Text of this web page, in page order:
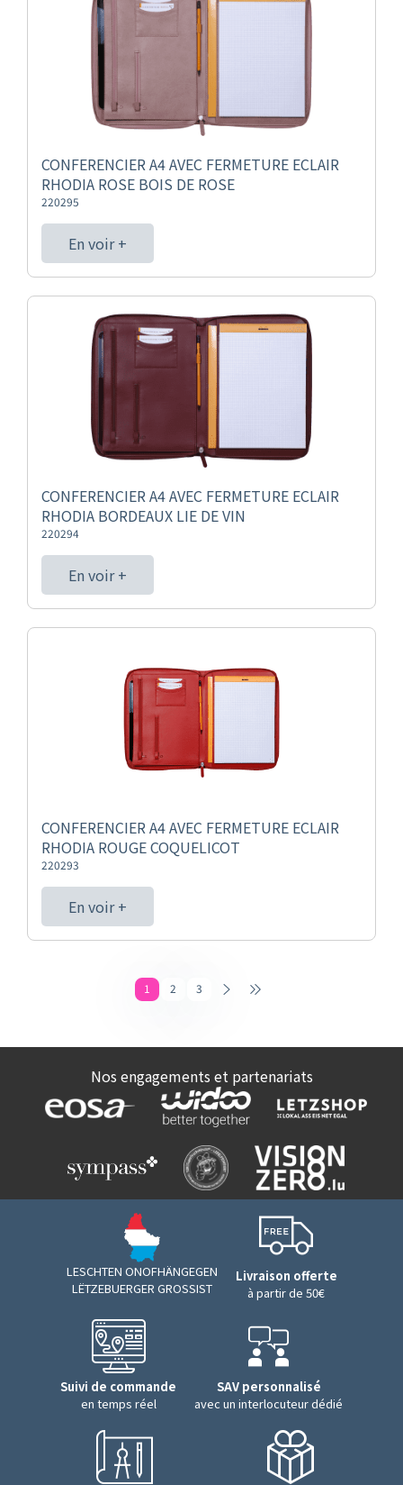
CONFERENCIER A4 AVEC FERMETURE ECLAIR
RHODIA ROSE BOIS DE ROSE
220295
En voir +
CONFERENCIER A4 AVEC FERMETURE ECLAIR
RHODIA BORDEAUX LIE DE VIN
220294
En voir +
CONFERENCIER A4 AVEC FERMETURE ECLAIR
RHODIA ROUGE COQUELICOT
220293
En voir +
1 2 3
Nos engagements et partenariats
LESCHTEN ONOFHÄNGEGEN
LËTZEBUERGER GROSSIST
Livraison offerte
à partir de 50€
Suivi de commande
en temps réel
SAV personnalisé
avec un interlocuteur dédié